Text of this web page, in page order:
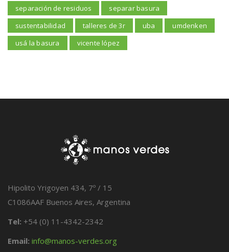
separación de residuos
separar basura
sustentabilidad
talleres de 3r uba
umdenken
usá la basura
vicente lópez
Hipolito Yrigoyen 434, 7º / 15
C1086AAF Buenos Aires, Argentina
Tel: +54 (0) 11-4342-2342
Email: info@manos-verdes.org